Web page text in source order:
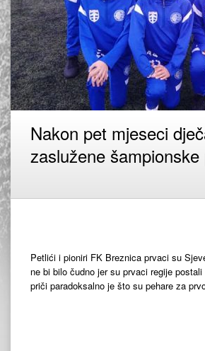
Nakon pet mjeseci
zaslužene šampionske
Petlići i pioniri FK Breznica prvaci su
ne bi bilo čudno jer su prvaci regije
priči paradoksalno je što su pehare za